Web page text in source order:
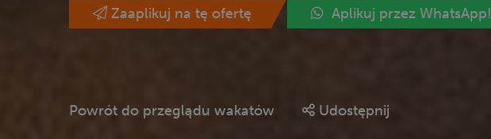
Zaaplikuj na tę ofertę Aplikuj przez WhatsApp!
Powrót do przeglądu wakatów Udostępnij